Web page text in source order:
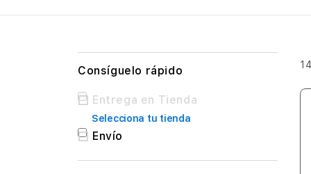
Consíguelo rápido
Consíguelo
rápido
Entrega en Tienda
Selecciona tu tienda
Envío